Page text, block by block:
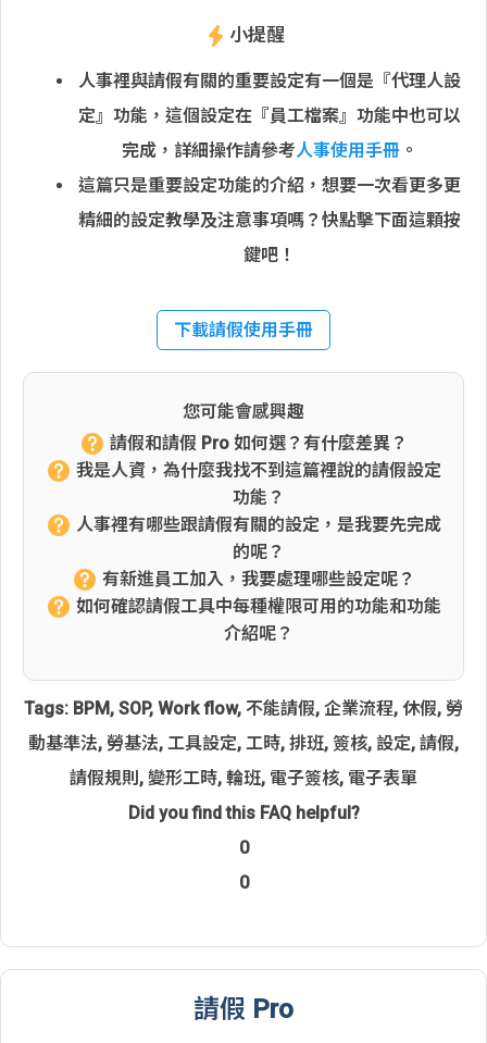
小提醒
人事裡與請假有關的重要設定有一個是『代理人設
定』功能，這個設定在『員工檔案』功能中也可以
完成，詳細操作請參考人事使用手冊 。
這篇只是重要設定功能的介紹，想要一次看更多更
精細的設定教學及注意事項嗎？快點擊下面這顆按
鍵吧！
下載請假使用手冊
您可能會感興趣
請假和請假 Pro 如何選？有什麼差異？
我是人資，為什麼我找不到這篇裡說的請假設定
功能？
人事裡有哪些跟請假有關的設定，是我要先完成
的呢？
有新進員工加入，我要處理哪些設定呢？
如何確認請假工具中每種權限可用的功能和功能
介紹呢？
Tags: BPM, SOP, Work flow, 不能請假, 企業流程, 休假, 勞
動基準法, 勞基法, 工具設定, 工時, 排班, 簽核, 設定, 請假,
請假規則 , 變形工時, 輪班, 電子簽核, 電子表單
Did you find this FAQ helpful?
0
0
請假 Pro